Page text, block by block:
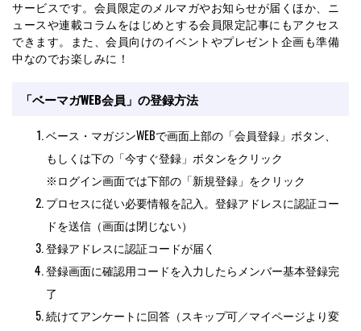
「ベーマガWEB会員」の登録方法
ベース・マガジンWEBで画面上部の「会員登録」ボタン、
※ログイン画面では下部の「新規登録」をクリック
プロセスに従い必要情報を記入。登録アドレスに認証コー
ドを送信（画面は閉じない）
登録アドレスに認証コードが届く
登録画面に確認用コードを入力したらメンバー基本登録完
了
続けてアンケートに回答（スキップ可／マイページより変
更可）
「登録ありがとうございます」が表示されて完了